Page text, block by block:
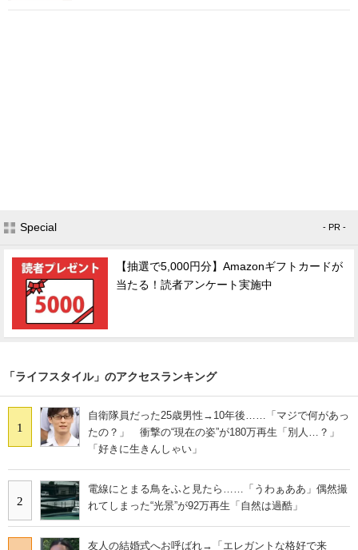
Special - PR -
【抽選で5,000円分】Amazonギフトカードが
当たる！読者アンケート実施中
「ライフスタイル」のアクセスランキング
1
自衛隊員だった25歳男性→10年後……「マジで何があっ
たの？」 衝撃の“現在の姿”が180万再生「別人…？」
「好きに生きんしゃい」
2
電線にとまる鳥をふと見たら……「うわぁああ」偶然撮
れてしまった“光景”が92万再生「自然は過酷」
友人の結婚式へお呼ばれ→「エレガントな格好で来